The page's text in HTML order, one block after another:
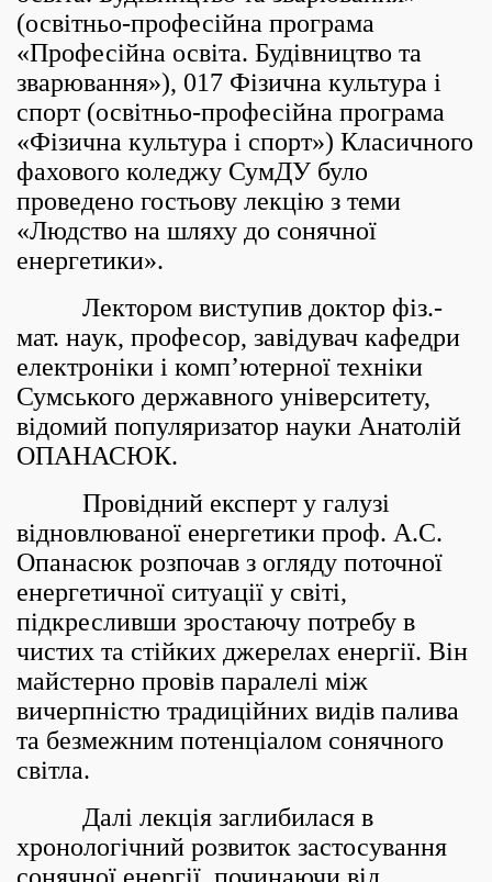
(освітньо-професійна програма
«Професійна освіта. Будівництво та
зварювання»), 017 Фізична культура і
спорт (освітньо-професійна програма
«Фізична культура і спорт») Класичного
фахового коледжу СумДУ було
проведено гостьову лекцію з теми
«Людство на шляху до сонячної
енергетики».
Лектором виступив доктор фіз.-
мат. наук, професор, завідувач кафедри
електроніки і комп’ютерної техніки
Сумського державного університету,
відомий популяризатор науки Анатолій
ОПАНАСЮК.
Провідний експерт у галузі
відновлюваної енергетики проф. А.С.
Опанасюк розпочав з огляду поточної
енергетичної ситуації у світі,
підкресливши зростаючу потребу в
чистих та стійких джерелах енергії. Він
майстерно провів паралелі між
вичерпністю традиційних видів палива
та безмежним потенціалом сонячного
світла.
Далі лекція заглибилася в
хронологічний розвиток застосування